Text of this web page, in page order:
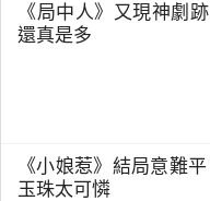
《局中人》又現神劇
還真是多
《小娘惹》結局意難
玉珠太可憐